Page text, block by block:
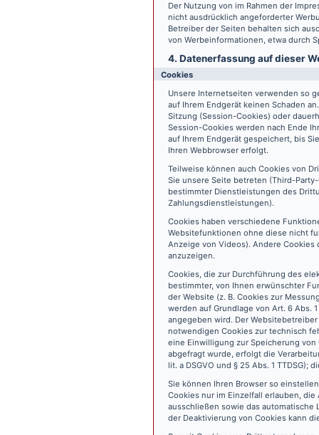
Der Nutzung von im Rahmen der
nicht ausdrücklich angeforderter
Betreiber der Seiten behalten sich
von Werbeinformationen, etwa durch
4. Datenerfassung auf dieser
Cookies
Unsere Internetseiten verwenden so
auf Ihrem Endgerät keinen Schaden
Sitzung (Session-Cookies) oder
Session-Cookies werden nach Ende
auf Ihrem Endgerät gespeichert, bis
Ihren Webbrowser erfolgt.
Teilweise können auch Cookies von
Sie unsere Seite betreten (Third-
bestimmter Dienstleistungen des
Zahlungsdienstleistungen).
Cookies haben verschiedene
Websitefunktionen ohne diese nicht
Anzeige von Videos). Andere
anzuzeigen.
Cookies, die zur Durchführung des
bestimmter, von Ihnen erwünschter
der Website (z. B. Cookies zur
werden auf Grundlage von Art. 6 Abs.
angegeben wird. Der
notwendigen Cookies zur technisch
eine Einwilligung zur Speicherung
abgefragt wurde, erfolgt die
lit. a DSGVO und § 25 Abs. 1
Sie können Ihren Browser so
Cookies nur im Einzelfall erlauben,
ausschließen sowie das automatische
der Deaktivierung von Cookies kann